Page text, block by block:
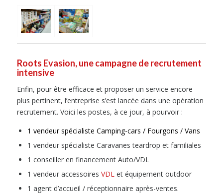
Roots Evasion, une campagne de recrutement
intensive
Enfin, pour être efficace et proposer un service encore
plus pertinent, l’entreprise s’est lancée dans une opération
recrutement. Voici les postes, à ce jour, à pourvoir :
1 vendeur spécialiste Camping-cars / Fourgons / Vans
1 vendeur spécialiste Caravanes teardrop et familiales
1 conseiller en financement Auto/VDL
1 vendeur accessoires VDL et équipement outdoor
1 agent d’accueil / réceptionnaire après-ventes.